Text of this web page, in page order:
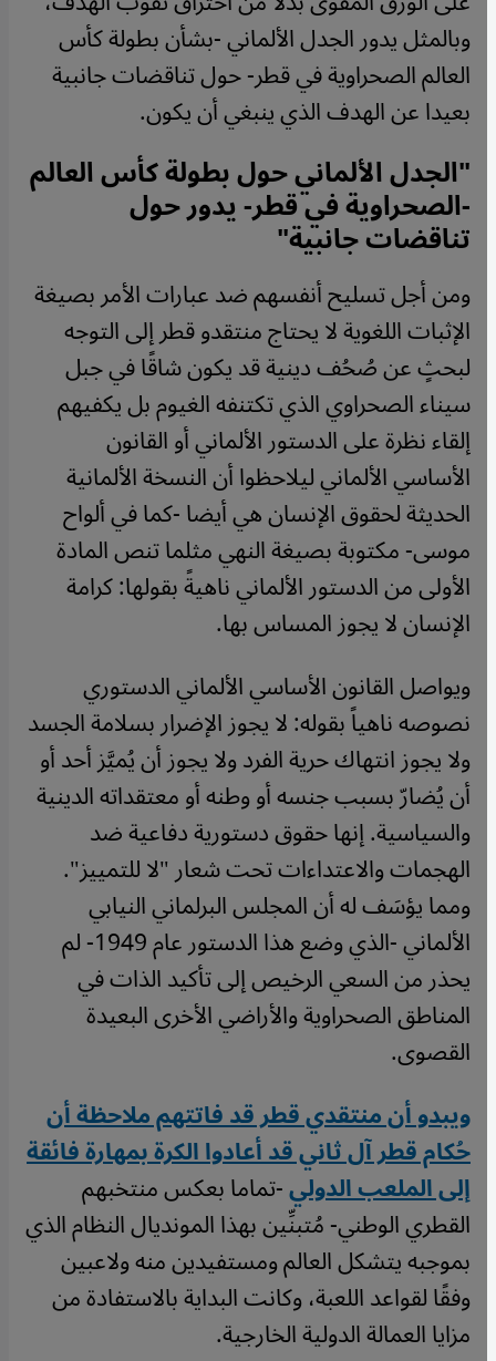
وبالمثل يدور الجدل الألماني -بشأن بطولة كأس
العالم الصحراوية في قطر- حول تناقضات جانبية
بعيدا عن الهدف الذي ينبغي أن يكون.
"الجدل الألماني حول بطولة كأس العالم
-الصحراوية في قطر- يدور حول
تناقضات جانبية"
ومن أجل تسليح أنفسهم ضد عبارات الأمر بصيغة
الإثبات اللغوية لا يحتاج منتقدو قطر إلى التوجه
لبحثٍ عن صُحُف دينية قد يكون شاقًا في جبل
سيناء الصحراوي الذي تكتنفه الغيوم بل يكفيهم
إلقاء نظرة على الدستور الألماني أو القانون
الأساسي الألماني ليلاحظوا أن النسخة الألمانية
الحديثة لحقوق الإنسان هي أيضا -كما في ألواح
موسى- مكتوبة بصيغة النهي مثلما تنص المادة
الأولى من الدستور الألماني ناهيةً بقولها: كرامة
الإنسان لا يجوز المساس بها.
ويواصل القانون الأساسي الألماني الدستوري
نصوصه ناهياً بقوله: لا يجوز الإضرار بسلامة الجسد
ولا يجوز انتهاك حرية الفرد ولا يجوز أن يُميَّز أحد أو
أن يُضارّ بسبب جنسه أو وطنه أو معتقداته الدينية
والسياسية. إنها حقوق دستورية دفاعية ضد
الهجمات والاعتداءات تحت شعار "لا للتمييز".
ومما يؤسَف له أن المجلس البرلماني النيابي
الألماني -الذي وضع هذا الدستور عام 1949- لم
يحذر من السعي الرخيص إلى تأكيد الذات في
المناطق الصحراوية والأراضي الأخرى البعيدة
القصوى.
ويبدو أن منتقدي قطر قد فاتتهم ملاحظة أن
حُكام قطر آل ثاني قد أعادوا الكرة بمهارة فائقة
إلى الملعب الدولي-تماما بعكس منتخبهم
القطري الوطني- مُتبنِّين بهذا المونديال النظام الذي
بموجبه يتشكل العالم ومستفيدين منه ولاعبين
وفقًا لقواعد اللعبة، وكانت البداية بالاستفادة من
مزايا العمالة الدولية الخارجية.